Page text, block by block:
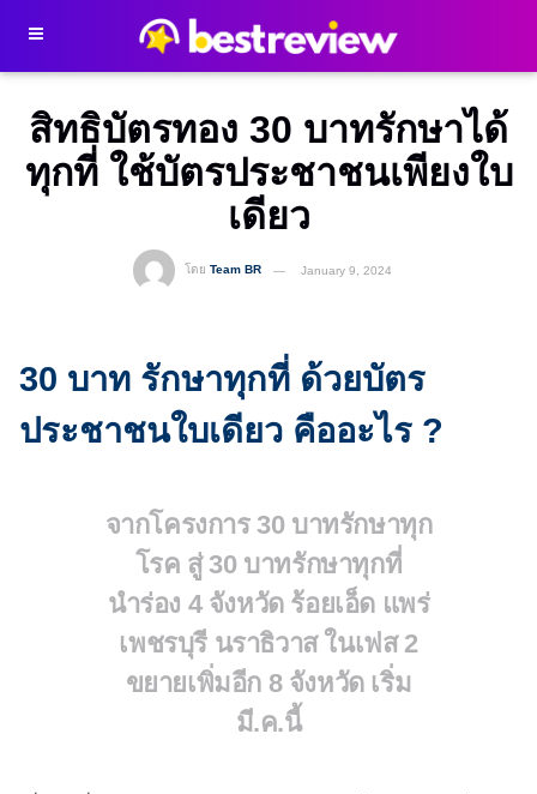
สิทธิบัตรทอง 30 บาทรักษาได้
ทุกที่ ใช้บัตรประชาชนเพียงใบ
เดียว
โดย Team BR January 9, 2024
30 บาท รักษาทุกที่ ด้วยบัตร
ประชาชนใบเดียว คืออะไร ?
จากโครงการ 30 บาทรักษาทุก
โรค สู่ 30 บาทรักษาทุกที่
นำร่อง 4 จังหวัด ร้อยเอ็ด แพร่
เพชรบุรี นราธิวาส ในเฟส 2
ขยายเพิ่มอีก 8 จังหวัด เริ่ม
มี.ค.นี้